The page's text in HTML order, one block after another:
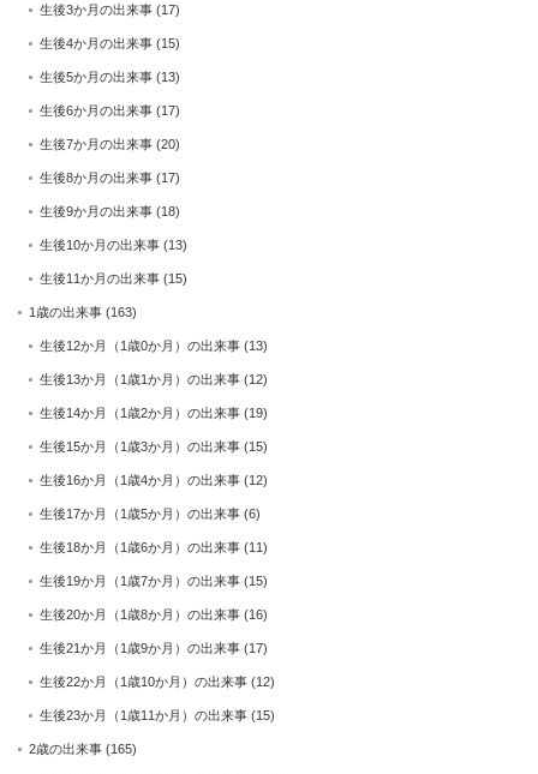
生後3か月の出来事 (17)
生後4か月の出来事 (15)
生後5か月の出来事 (13)
生後6か月の出来事 (17)
生後7か月の出来事 (20)
生後8か月の出来事 (17)
生後9か月の出来事 (18)
生後10か月の出来事 (13)
生後11か月の出来事 (15)
1歳の出来事 (163)
生後12か月（1歳0か月）の出来事 (13)
生後13か月（1歳1か月）の出来事 (12)
生後14か月（1歳2か月）の出来事 (19)
生後15か月（1歳3か月）の出来事 (15)
生後16か月（1歳4か月）の出来事 (12)
生後17か月（1歳5か月）の出来事 (6)
生後18か月（1歳6か月）の出来事 (11)
生後19か月（1歳7か月）の出来事 (15)
生後20か月（1歳8か月）の出来事 (16)
生後21か月（1歳9か月）の出来事 (17)
生後22か月（1歳10か月）の出来事 (12)
生後23か月（1歳11か月）の出来事 (15)
2歳の出来事 (165)